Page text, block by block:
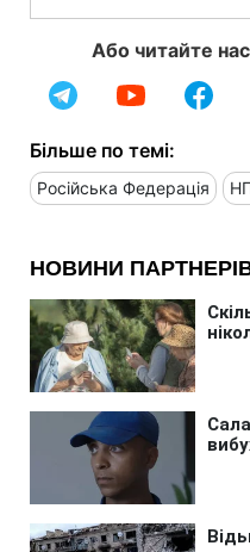
Або читайте
Більше по темі:
Російська Федерація